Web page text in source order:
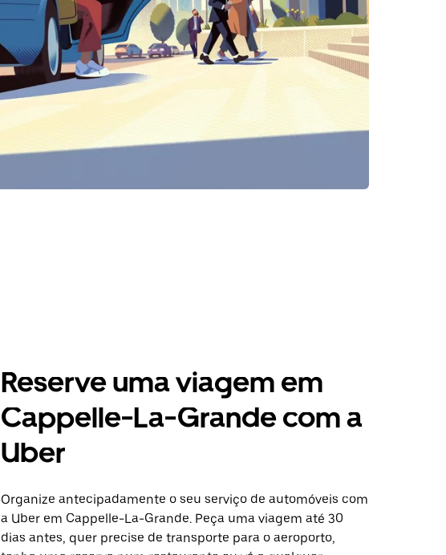
Reserve uma viagem em
Cappelle-La-Grande com a
Uber
Organize antecipadamente o seu serviço de automóveis com
a Uber em Cappelle-La-Grande. Peça uma viagem até 30
dias antes, quer precise de transporte para o aeroporto,